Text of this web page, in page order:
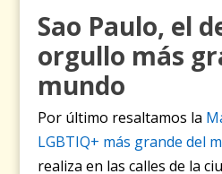
Sao Paulo, el
orgullo más
mundo
Por último resaltamos la
LGBTIQ+ más grande del
realiza en las calles de la